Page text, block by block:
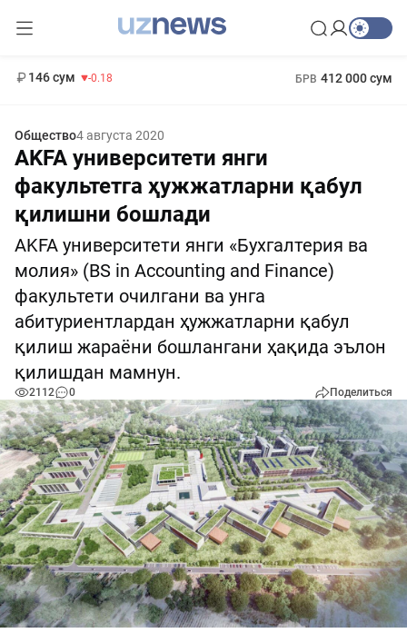
146 сум -0.18 БРВ 412 000 сум
Общество4 августа 2020
AKFA университети янги
факультетга ҳужжатларни қабул
қилишни бошлади
AKFA университети янги «Бухгалтерия ва
молия» (BS in Accounting and Finance)
факультети очилгани ва унга
абитуриентлардан ҳужжатларни қабул
қилиш жараёни бошлангани ҳақида эълон
қилишдан мамнун.
2112 0 Поделиться